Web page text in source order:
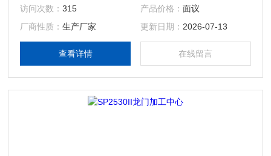
访问次数：315 产品价格： 面议
厂商性质：生产厂家 更新日期： 2026-07-13
查看详情 在线留言